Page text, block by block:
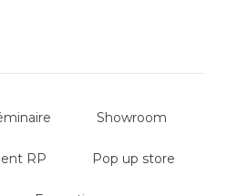
: une croisière unique au
sur le bateau, dont :
Showroom
RP Pop up store